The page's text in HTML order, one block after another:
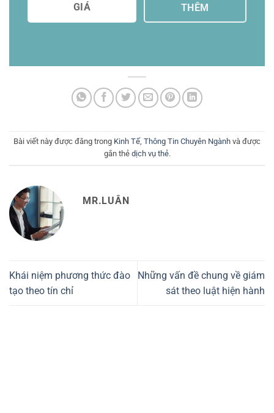
GIÁ
THÊM
Bài viết này được đăng trong Kinh Tế Thông Tin Chuyên Ngành và được
gắn thẻ dịch vụ thẻ.
MR.LUÂN
Khái niệm phương thức đào
tạo theo tín chỉ
Những vấn đề chung về giám
sát theo luật hiện hành